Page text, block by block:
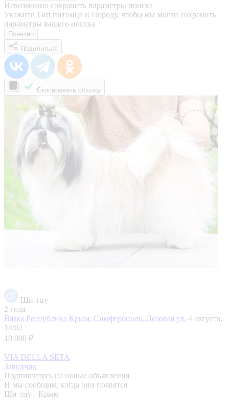
Невозможно сохранить параметры поиска
Укажите Тип питомца и Породу, чтобы мы могли сохранить
параметры вашего поиска
Понятно
Поделиться
Скопировать ссылку
Ши-тцу
2 года
Вязка Республика Крым, Симферополь, Лозовая ул. 4 августа,
14:02
10 000 ₽
VIA DELLA SETA
Заводчик
Подпишитесь на новые объявления
И мы сообщим, когда они появятся
Ши-тцу - Крым